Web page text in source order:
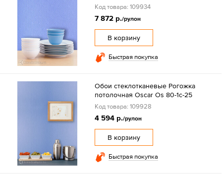
Код товара: 109934
7 872 р./рулон
В корзину
Быстрая покупка
Обои стеклотканевые Рогожка
потолочная Oscar Os 80-1c-25
Код товара: 109928
4 594 р./рулон
В корзину
Быстрая покупка